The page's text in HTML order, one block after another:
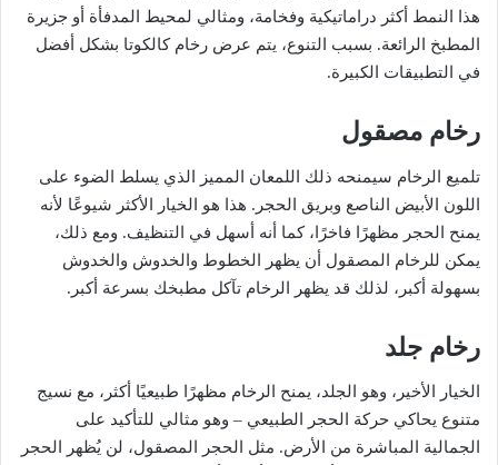
هذا النمط أكثر دراماتيكية وفخامة، ومثالي لمحيط المدفأة أو جزيرة
المطبخ الرائعة. بسبب التنوع، يتم عرض رخام كالكوتا بشكل أفضل
في التطبيقات الكبيرة.
رخام مصقول
تلميع الرخام سيمنحه ذلك اللمعان المميز الذي يسلط الضوء على
اللون الأبيض الناصع وبريق الحجر. هذا هو الخيار الأكثر شيوعًا لأنه
يمنح الحجر مظهرًا فاخرًا، كما أنه أسهل في التنظيف. ومع ذلك،
يمكن للرخام المصقول أن يظهر الخطوط والخدوش والخدوش
بسهولة أكبر، لذلك قد يظهر الرخام تآكل مطبخك بسرعة أكبر.
رخام جلد
الخيار الأخير، وهو الجلد، يمنح الرخام مظهرًا طبيعيًا أكثر، مع نسيج
متنوع يحاكي حركة الحجر الطبيعي – وهو مثالي للتأكيد على
الجمالية المباشرة من الأرض. مثل الحجر المصقول، لن يُظهر الحجر